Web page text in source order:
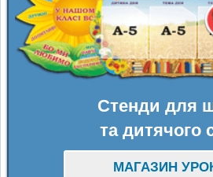
Стенди для
та дитячого
МАГАЗИН